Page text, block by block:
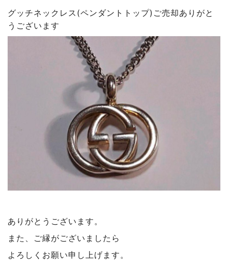
グッチネックレス(ペンダントトップ)ご売却ありがと
うございます
ありがとうございます。
また、ご縁がございましたら
よろしくお願い申し上げます。